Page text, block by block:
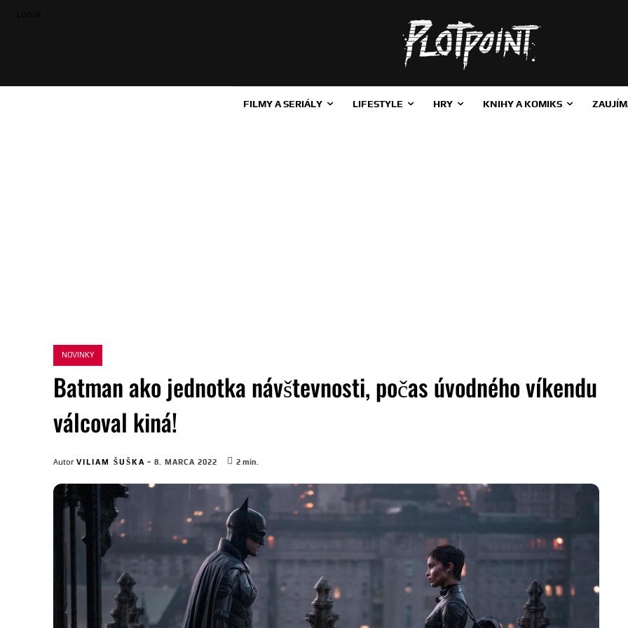
FILMY A SERIÁLY LIFESTYLE HRY KNIHY A KOMIKS
NOVINKY
Batman ako jednotka návštevnosti, počas úvodného víkendu
válcoval kiná!
Autor VILIAM ŠUŠKA - 8. MARCA 2022 2 min.